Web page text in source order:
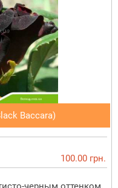
Baccara)
100.00 грн.